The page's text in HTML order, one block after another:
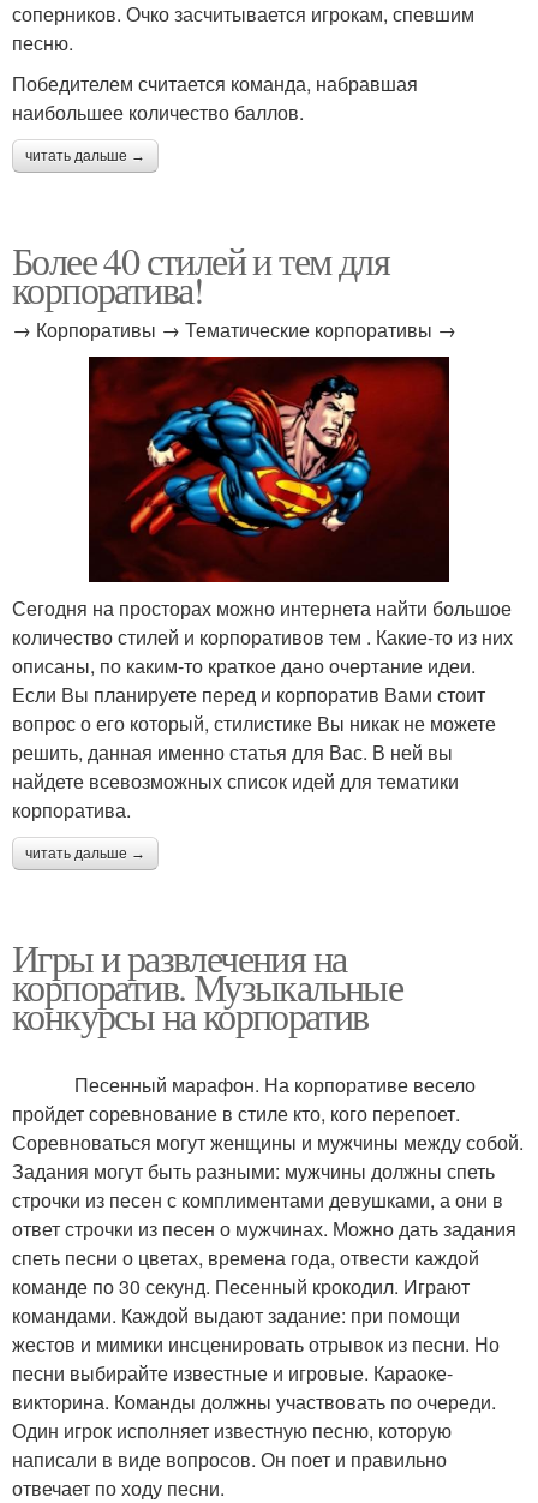
соперников. Очко засчитывается игрокам, спевшим
песню.
Победителем считается команда, набравшая
наибольшее количество баллов.
читать дальше →
Более 40 стилей и тем для
корпоратива!
→ Корпоративы → Тематические корпоративы →
Сегодня на просторах можно интернета найти большое
количество стилей и корпоративов тем . Какие-то из них
описаны, по каким-то краткое дано очертание идеи.
Если Вы планируете перед и корпоратив Вами стоит
вопрос о его который, стилистике Вы никак не можете
решить, данная именно статья для Вас. В ней вы
найдете всевозможных список идей для тематики
корпоратива.
читать дальше →
Игры и развлечения на
корпоратив. Музыкальные
конкурсы на корпоратив
Песенный марафон. На корпоративе весело
пройдет соревнование в стиле кто, кого перепоет.
Соревноваться могут женщины и мужчины между собой.
Задания могут быть разными: мужчины должны спеть
строчки из песен с комплиментами девушками, а они в
ответ строчки из песен о мужчинах. Можно дать задания
спеть песни о цветах, времена года, отвести каждой
команде по 30 секунд. Песенный крокодил. Играют
командами. Каждой выдают задание: при помощи
жестов и мимики инсценировать отрывок из песни. Но
песни выбирайте известные и игровые. Караоке-
викторина. Команды должны участвовать по очереди.
Один игрок исполняет известную песню, которую
написали в виде вопросов. Он поет и правильно
отвечает по ходу песни.